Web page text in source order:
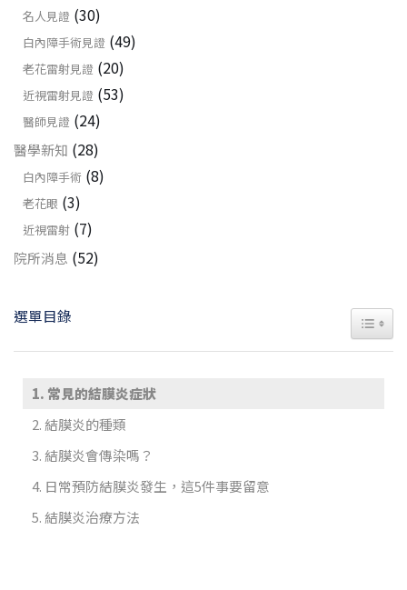
名人見證 (30)
白內障手術見證 (49)
老花雷射見證 (20)
近視雷射見證 (53)
醫師見證 (24)
醫學新知 (28)
白內障手術 (8)
老花眼 (3)
近視雷射 (7)
院所消息 (52)
選單目錄
常見的結膜炎症狀
結膜炎的種類
結膜炎會傳染嗎？
日常預防結膜炎發生，這5件事要留意
結膜炎治療方法